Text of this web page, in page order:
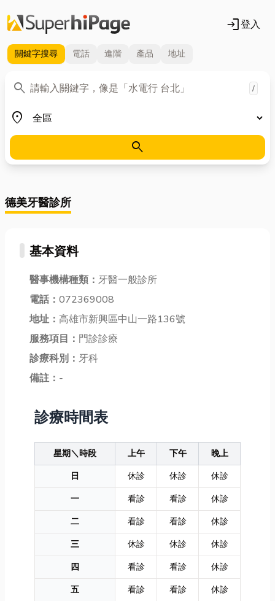
login登入
關鍵字搜尋 電話 進階 產品 地址
search
關鍵字 /
place
地區
search
德美牙醫診所
基本資料
醫事機構種類： 牙醫一般診所
電話： 072369008
地址： 高雄市新興區中山一路136號
服務項目： 門診診療
診療科別： 牙科
備註： -
診療時間表
星期＼時段 上午 下午
晚上
日
休診 休診
休診
一
看診 看診
休診
二
看診 看診
休診
三
休診 休診
休診
四
看診 看診
休診
五
看診 看診
休診